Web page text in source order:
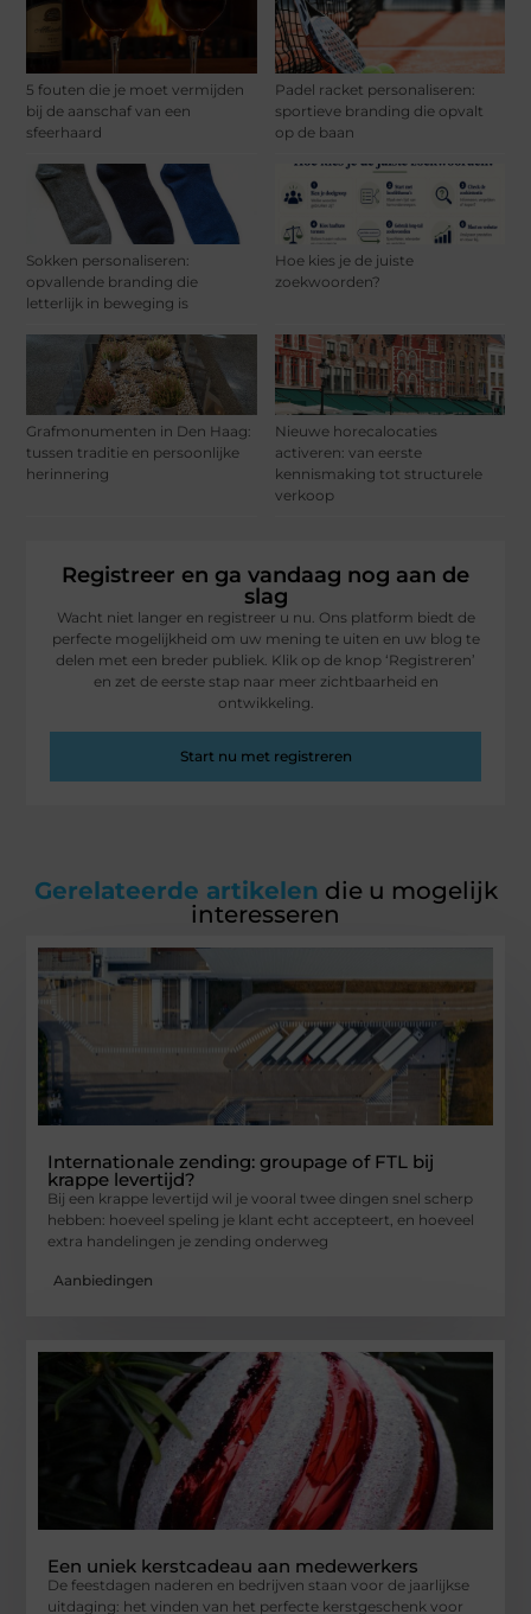
5 fouten die je moet vermijden
bij de aanschaf van een
sfeerhaard
Padel racket personaliseren:
sportieve branding die opvalt
op de baan
Sokken personaliseren:
opvallende branding die
letterlijk in beweging is
Hoe kies je de juiste
zoekwoorden?
Grafmonumenten in Den Haag:
tussen traditie en persoonlijke
herinnering
Nieuwe horecalocaties
activeren: van eerste
kennismaking tot structurele
verkoop
Registreer en ga vandaag nog aan de
slag
Wacht niet langer en registreer u nu. Ons platform biedt de
perfecte mogelijkheid om uw mening te uiten en uw blog te
delen met een breder publiek. Klik op de knop ‘Registreren’
en zet de eerste stap naar meer zichtbaarheid en
ontwikkeling.
Start nu met registreren
Gerelateerde artikelen die u mogelijk
interesseren
Internationale zending: groupage of FTL bij
krappe levertijd?
Bij een krappe levertijd wil je vooral twee dingen snel scherp
hebben: hoeveel speling je klant echt accepteert, en hoeveel
extra handelingen je zending onderweg
Aanbiedingen
Een uniek kerstcadeau aan medewerkers
De feestdagen naderen en bedrijven staan voor de jaarlijkse
uitdaging: het vinden van het perfecte kerstgeschenk voor